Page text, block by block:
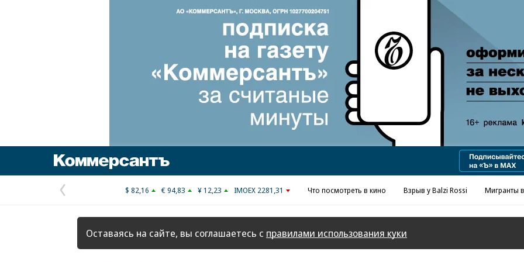
Реклама в «Ъ» www.kommersant.ru/ad
Предыдущая
страница
$ 82,16 € 94,83 ¥ 12,23 IMOEX 2281,31 Что посмотреть в кино Взрыв у Balzi Rossi Мигранты
Оставаясь на сайте, вы соглашаетесь с правилами использования куки